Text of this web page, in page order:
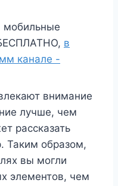
мобильные
в
канале -
внимание
лучше, чем
рассказать
Таким образом,
вы могли
элементов, чем